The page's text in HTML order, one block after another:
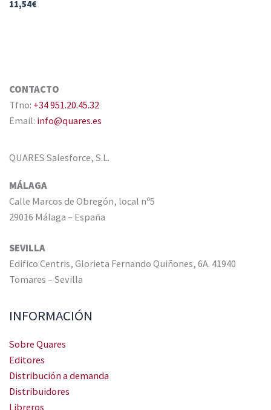
11,54€
CONTACTO
Tfno: +34 951.20.45.32
Email: info@quares.es
QUARES Salesforce, S.L.
MÁLAGA
Calle Marcos de Obregón, local nº5
29016 Málaga – España
SEVILLA
Edifico Centris, Glorieta Fernando Quiñones, 6A. 41940
Tomares – Sevilla
INFORMACIÓN
Sobre Quares
Editores
Distribución a demanda
Distribuidores
Libreros